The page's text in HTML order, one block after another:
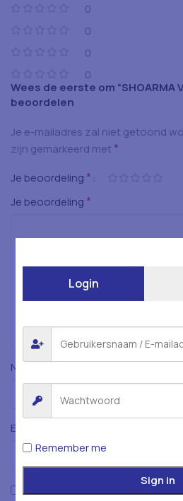
0
0
0
0
Wees de eerste om “SHOARMA
beoordelen
Je e-mailadres zal niet getoond
zijn gemarkeerd met *
Je beoordeling *
Je beoordeling *
Naam *
E-mail
Mijn naam, e-mailadres en
Login
Remember me
Sign in